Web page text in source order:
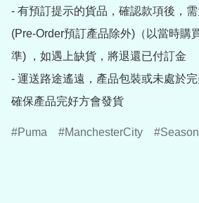
- 有預訂提示的貨品，確認款項後，
(Pre-Order預訂產品除外)（以當時購
準) ，如遇上缺貨，將退還已付訂金
- 運送路途遙遠，產品包裝或未處於
確保產品完好方會發貨
Puma ManchesterCity